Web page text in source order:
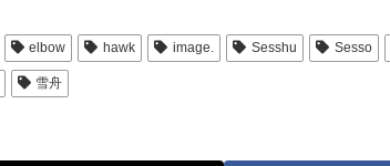
elbow hawk image. Sesshu Sesso
雪舟